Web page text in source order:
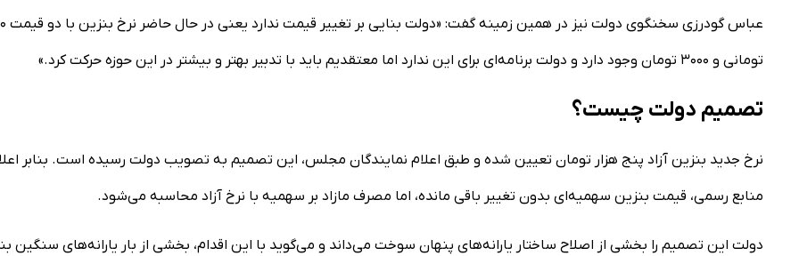
عباس گودرزی
تومانی و ۳۰۰۰ تومان وجود دارد و دولت برنامه‌ای برای این ندارد اما معتقدیم باید با تدبیر بهتر و بیشتر در این حوزه حرکت کرد.»
تصمیم دولت چیست؟
نرخ جدید بنزین آزاد پنج هزار تومان تعیین شده و طبق اعلام نمایندگان مجلس، این تصمیم به تصویب دولت رسیده است. بنابر
منابع رسمی، قیمت بنزین سهمیه‌ای بدون تغییر باقی مانده، اما مصرف مازاد بر سهمیه با نرخ آزاد محاسبه می‌شود.
دولت این تصمیم را بخشی از اصلاح ساختار یارانه‌های پنهان سوخت می‌داند و می‌گوید با این اقدام، بخشی از بار یارانه‌های سنگین